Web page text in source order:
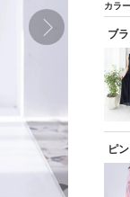
カラー
ブ
ピ